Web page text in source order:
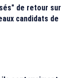
de retour sur
candidats de